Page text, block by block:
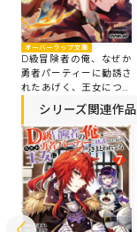
オーバーラップ文庫
D級冒険者の俺、なぜか
勇者パーティーに勧誘さ
れたあげく、王女につき
まとわれてる 4
シリーズ関連作品